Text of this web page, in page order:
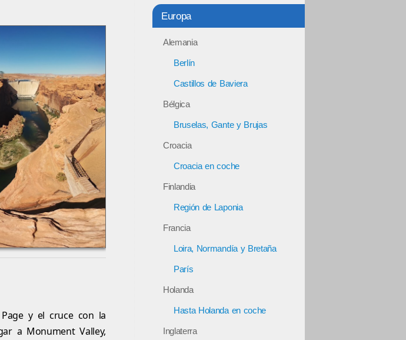
y el cruce con la
a Monument Valley,
Europa
Alemania
Berlín
Castillos de Baviera
Bélgica
Bruselas, Gante y Brujas
Croacia
Croacia en coche
Finlandia
Región de Laponia
Francia
Loira, Normandía y Bretaña
París
Holanda
Hasta Holanda en coche
Inglaterra